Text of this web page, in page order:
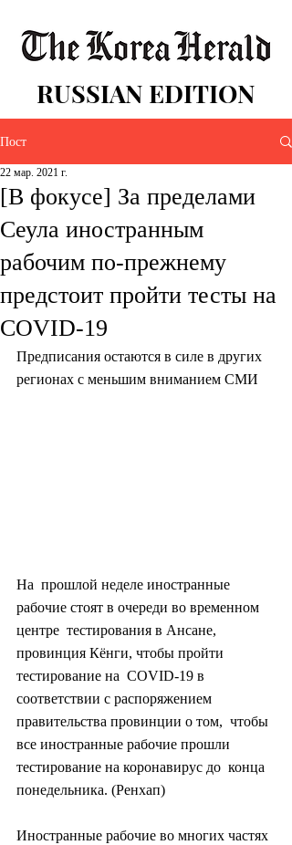
RUSSIAN EDITION
Пост
[В фокусе] За пределами
Сеула иностранным
рабочим по-прежнему
предстоит пройти тесты на
COVID-19
22 мар. 2021 г.
Предписания остаются в силе в других
регионах с меньшим вниманием СМИ
На  прошлой неделе иностранные
рабочие стоят в очереди во временном
центре  тестирования в Ансане,
провинция Кёнги, чтобы пройти
тестирование на  COVID-19 в
соответствии с распоряжением
правительства провинции о том,  чтобы
все иностранные рабочие прошли
тестирование на коронавирус до  конца
понедельника. (Ренхап)
Иностранные рабочие во многих частях